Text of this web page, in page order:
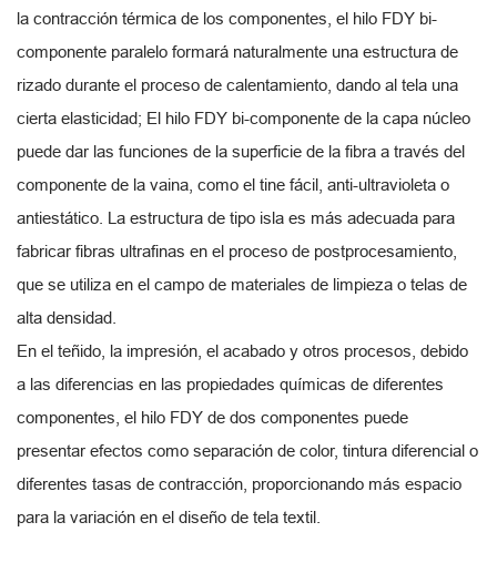
la contracción térmica de los componentes, el hilo FDY bi-
componente paralelo formará naturalmente una estructura de
rizado durante el proceso de calentamiento, dando al tela una
cierta elasticidad; El hilo FDY bi-componente de la capa núcleo
puede dar las funciones de la superficie de la fibra a través del
componente de la vaina, como el tine fácil, anti-ultravioleta o
antiestático. La estructura de tipo isla es más adecuada para
fabricar fibras ultrafinas en el proceso de postprocesamiento,
que se utiliza en el campo de materiales de limpieza o telas de
alta densidad.
En el teñido, la impresión, el acabado y otros procesos, debido
a las diferencias en las propiedades químicas de diferentes
componentes, el hilo FDY de dos componentes puede
presentar efectos como separación de color, tintura diferencial o
diferentes tasas de contracción, proporcionando más espacio
para la variación en el diseño de tela textil.